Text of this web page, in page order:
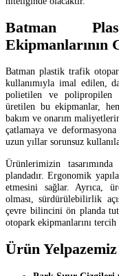
Batman
Ekipmanlarının
Batman plastik trafik
kullanımıyla imal edilen,
polietilen ve polipropilen
üretilen bu ekipmanlar,
bakım ve onarım
çatlamaya ve deformasyona
uzun yıllar sorunsuz
Ürünlerimizin
plandadır. Ergonomik
etmesini sağlar. Ayrıca,
olması, sürdürülebilirlik
çevre bilincini ön planda
otopark ekipmanlarını tercih
Ürün